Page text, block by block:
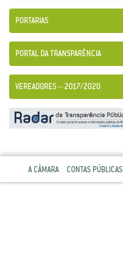
PORTARIAS
PORTAL DA TRANSPARÊNCIA
VEREADORES – 2017/2020
A CÂMARA CONTAS PÚBLICAS